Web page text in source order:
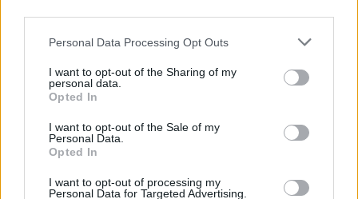
Personal Data Processing Opt Outs
I want to opt-out of the Sharing of my
personal data.
Opted In
I want to opt-out of the Sale of my
Personal Data.
Opted In
I want to opt-out of processing my
Personal Data for Targeted Advertising.